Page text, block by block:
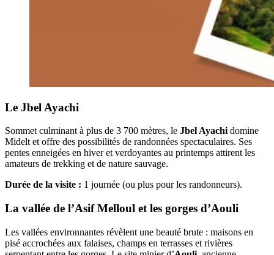
Le Jbel Ayachi
Sommet culminant à plus de 3 700 mètres, le Jbel Ayachidomine
Midelt et offre des possibilités de randonnées spectaculaires. Ses
pentes enneigées en hiver et verdoyantes au printemps attirent les
amateurs de trekking et de nature sauvage.
Durée de la visite : 1 journée (ou plus pour les randonneurs).
La vallée de l’Asif Melloul et les gorges d’Aouli
Les vallées environnantes révèlent une beauté brute : maisons en
pisé accrochées aux falaises, champs en terrasses et rivières